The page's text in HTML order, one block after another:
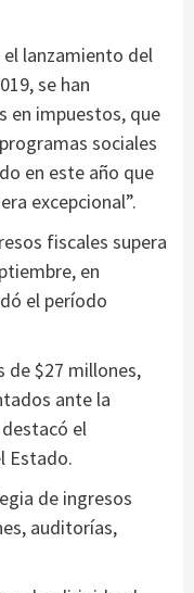
el lanzamiento del
se han
en impuestos, que
sociales
en este año que
excepcional”.
fiscales supera
en
el período
de $27 millones,
ante la
destacó el
Estado.
de ingresos
auditorías,